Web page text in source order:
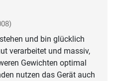
und bin glücklich
verarbeitet und massiv,
Gewichten optimal
nutzen das Gerät auch